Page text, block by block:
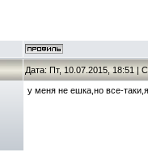
Дата: Пт, 10.07.2015, 18:51 |
у меня не ешка,но все-